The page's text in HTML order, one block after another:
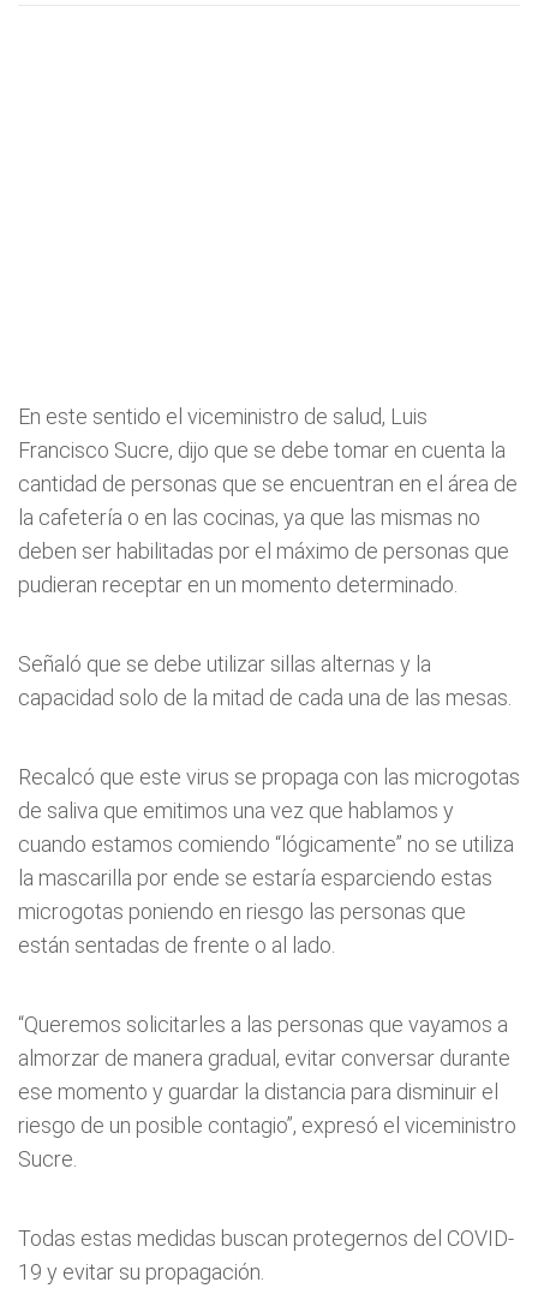
En este sentido el viceministro de salud, Luis
Francisco Sucre, dijo que se debe tomar en cuenta la
cantidad de personas que se encuentran en el área de
la cafetería o en las cocinas, ya que las mismas no
deben ser habilitadas por el máximo de personas que
pudieran receptar en un momento determinado.
Señaló que se debe utilizar sillas alternas y la
capacidad solo de la mitad de cada una de las mesas.
Recalcó que este virus se propaga con las microgotas
de saliva que emitimos una vez que hablamos y
cuando estamos comiendo “lógicamente” no se utiliza
la mascarilla por ende se estaría esparciendo estas
microgotas poniendo en riesgo las personas que
están sentadas de frente o al lado.
“Queremos solicitarles a las personas que vayamos a
almorzar de manera gradual, evitar conversar durante
ese momento y guardar la distancia para disminuir el
riesgo de un posible contagio”, expresó el viceministro
Sucre.
Todas estas medidas buscan protegernos del COVID-
19 y evitar su propagación.